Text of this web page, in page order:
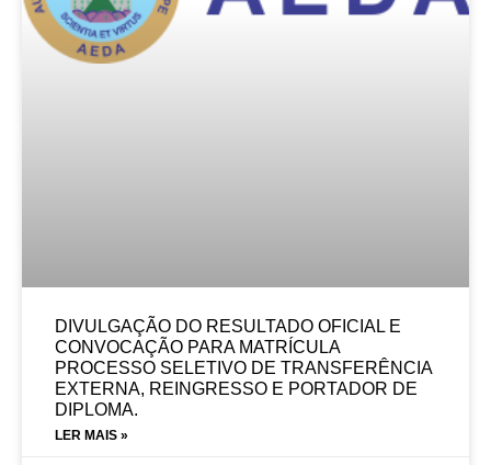
DIVULGAÇÃO DO RESULTADO OFICIAL E
CONVOCAÇÃO PARA MATRÍCULA
PROCESSO SELETIVO DE TRANSFERÊNCIA
EXTERNA, REINGRESSO E PORTADOR DE
DIPLOMA.
LER MAIS »